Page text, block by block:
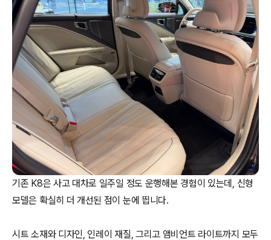
기존 K8은 사고 대차로 일주일 정도 운행해본 경험이 있는데, 신형
모델은 확실히 더 개선된 점이 눈에 띕니다.
시트 소재와 디자인, 인레이 재질, 그리고 앰비언트 라이트까지 모두